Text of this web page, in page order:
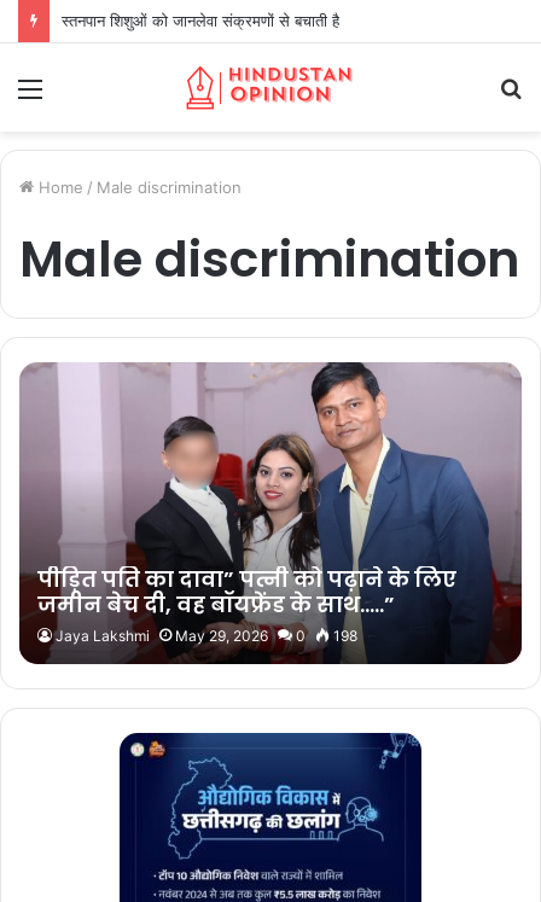
स्तनपान शिशुओं को जानलेवा संक्रमणों से बचाती है
Home / Male discrimination
Male discrimination
पीड़ित पति का दावा” पत्नी को पढ़ाने के लिए
जमीन बेच दी, वह बॉयफ्रेंड के साथ…..”
Jaya Lakshmi May 29, 2026 0 198